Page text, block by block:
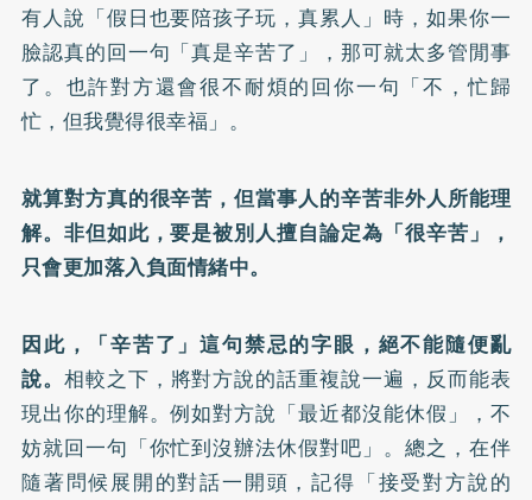
有人說「假日也要陪孩子玩，真累人」時，如果你一
臉認真的回一句「真是辛苦了」，那可就太多管閒事
了。也許對方還會很不耐煩的回你一句「不，忙歸
忙，但我覺得很幸福」。
就算對方真的很辛苦，但當事人的辛苦非外人所能理
解。非但如此，要是被別人擅自論定為「很辛苦」，
只會更加落入負面情緒中。
因此，「辛苦了」這句禁忌的字眼，絕不能隨便亂
說。 相較之下，將對方說的話重複說一遍，反而能表
現出你的理解。例如對方說「最近都沒能休假」，不
妨就回一句「你忙到沒辦法休假對吧」。總之，在伴
隨著問候展開的對話一開頭，記得「接受對方說的